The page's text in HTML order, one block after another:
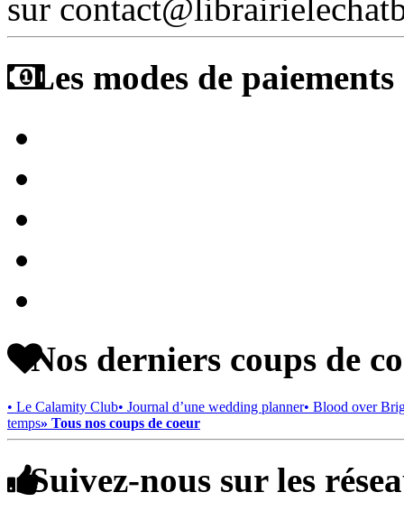
sur
Les modes de
Nos derniers coups de
• Le Calamity Club• Journal d’une wedding planner• Blood over
temps» Tous nos coups de coeur
Suivez-nous sur les